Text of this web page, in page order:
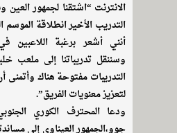
الانترنت “اشتقنا لجمهور
التدريب الأخير انطلاقة الموسم
أنني أشعر برغبة اللاعبين
وسننقل تدريباتنا إلى ملعب
التدريبات مفتوحة هناك وأتمنى
لتعزيز معنويات الفريق”.
ودعا المحترف الكوري
جوو،الجمهور العيناوي إلى